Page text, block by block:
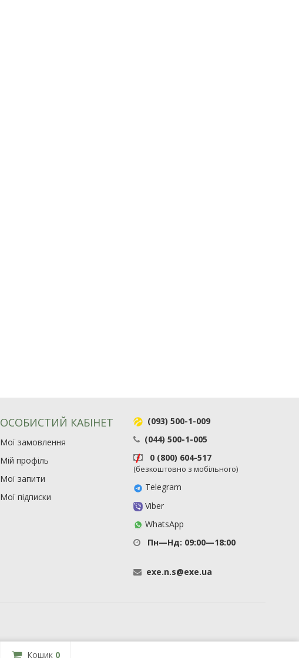
ОСОБИСТИЙ КАБІНЕТ
Мої замовлення
Мій профіль
Мої запити
Мої підписки
(093) 500-1-009
(044) 500-1-005
0 (800) 604-517
(безкоштовно з мобільного)
Telegram
Viber
WhatsApp
Пн—Нд: 09:00—18:00
exe.n.s@exe.ua
Кошик 0